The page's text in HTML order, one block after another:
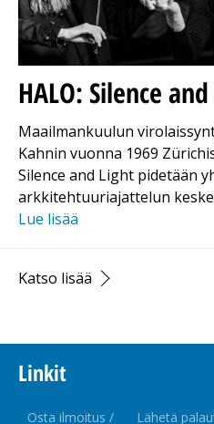
HALO: Silence
Maailmankuulun
Kahnin vuonna 1969
Silence and Light pidetään
arkkitehtuuriajattelun
Lue lisää
Katso lisää
Linkit
Osta ilmoitus / Lähetä